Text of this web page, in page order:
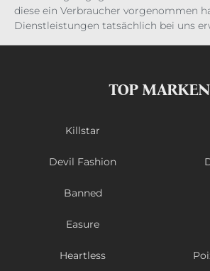
diese ein Verbraucher vorgenommen
Dienstleistungen tatsächlich bei uns
TOP MARKEN
Killstar
Devil Fashion
Banned
Easure
Heartless